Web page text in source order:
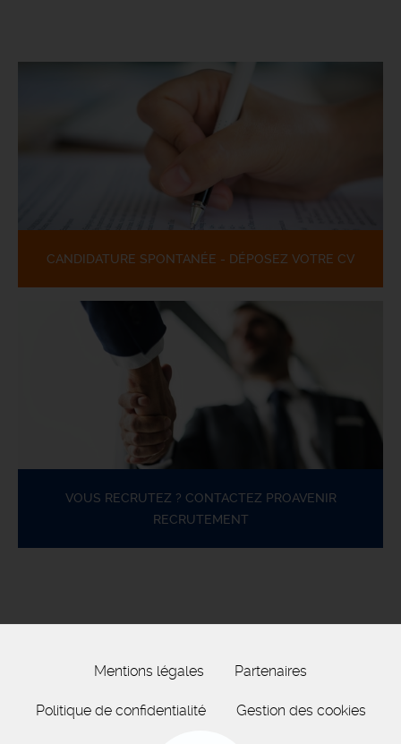
CANDIDATURE SPONTANÉE - DÉPOSEZ VOTRE CV
VOUS RECRUTEZ ? CONTACTEZ PROAVENIR
RECRUTEMENT
Mentions légales Partenaires
Politique de confidentialité Gestion des cookies